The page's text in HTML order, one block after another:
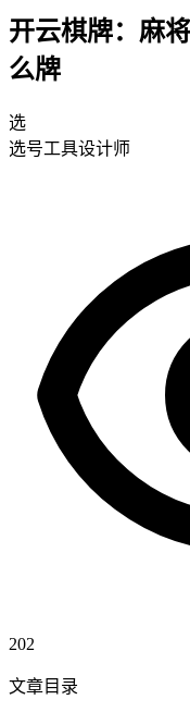
开云棋牌：麻
么牌
选
选号工具设计师
202
文章目录